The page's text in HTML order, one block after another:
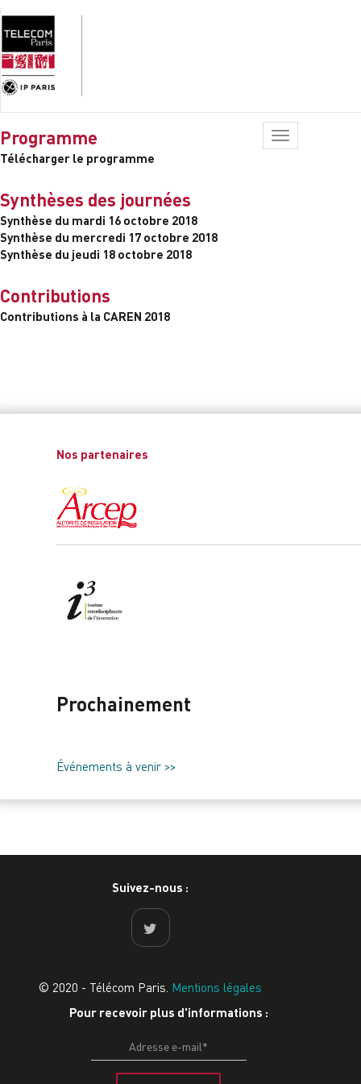
Toggle
navigation
Programme
Télécharger le programme
Synthèses des journées
Synthèse du mardi 16 octobre 2018
Synthèse du mercredi 17 octobre 2018
Synthèse du jeudi 18 octobre 2018
Contributions
Contributions à la CAREN 2018
Nos partenaires
Prochainement
Événements à venir >>
Suivez-nous :
© 2020 - Télécom Paris. Mentions légales
Pour recevoir plus d'informations :